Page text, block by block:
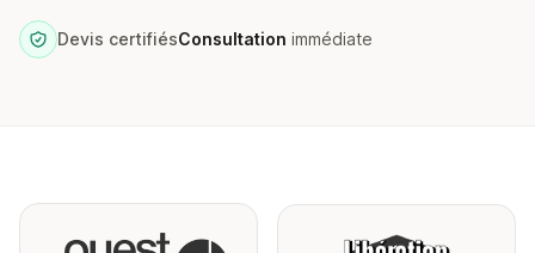
Devis certifiésConsultation immédiate